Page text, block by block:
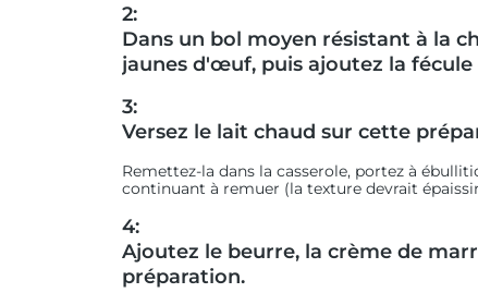
2:
Dans un bol moyen résistant à la
jaunes d'œuf, puis ajoutez la fécule
3:
Versez le lait chaud sur cette
Remettez-la dans la casserole, portez à
continuant à remuer (la texture devrait
4:
Ajoutez le beurre, la crème de
préparation.